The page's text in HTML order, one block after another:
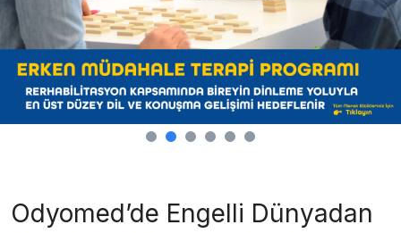
Odyomed’de Engelli Dünyadan